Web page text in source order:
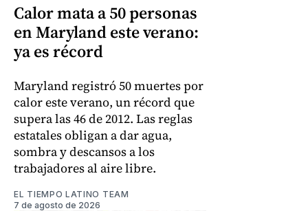
Calor mata a 50 personas
en Maryland este verano:
ya es récord
Maryland registró 50 muertes por
calor este verano, un récord que
supera las 46 de 2012. Las reglas
estatales obligan a dar agua,
sombra y descansos a los
trabajadores al aire libre.
EL TIEMPO LATINO TEAM
7 de agosto de 2026